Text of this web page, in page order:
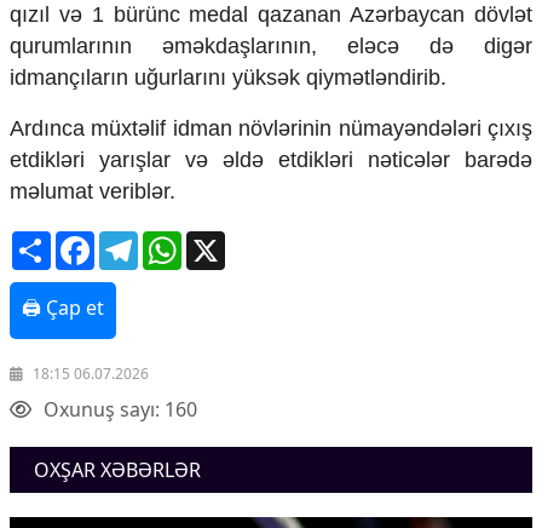
Turizm
İqtisadiyyat
Energetika
Neft-qaz
Əmək və sosial siyasət
Hərbi sənaye
Telekommunikasiya və nəqliyyat
COP29
Cəmiyyət
Crossmedia.az - 1 yaş
Siyasət
Ekologiya
Zəfər - 5
Gənclər və İdman
qızıl və 1 bürünc medal qazanan Azərbaycan dövlət
qurumlarının əməkdaşlarının, eləcə də digər
idmançıların uğurlarını yüksək qiymətləndirib.
Ardınca müxtəlif idman növlərinin nümayəndələri çıxış
etdikləri yarışlar və əldə etdikləri nəticələr barədə
məlumat veriblər.
ShareFacebookTelegramWhatsApp
🖨 Çap et
18:15 06.07.2026
Oxunuş sayı: 160
OXŞAR XƏBƏRLƏR